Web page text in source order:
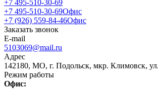
+7 495-510-30-69
+7 495-510-30-69Офис
+7 (926) 559-84-46Офис
Заказать звонок
E-mail
5103069@mail.ru
Адрес
142180, МО, г. Подольск, мкр. Климовск,
Режим работы
Офис: